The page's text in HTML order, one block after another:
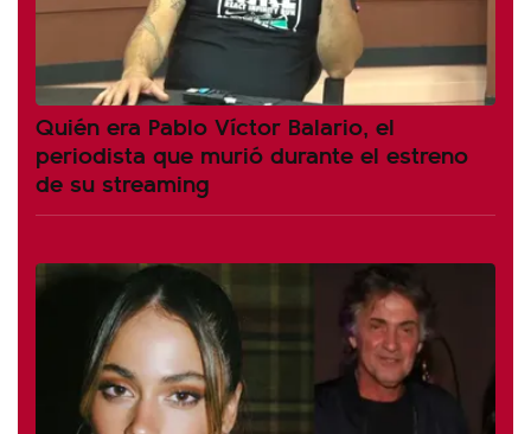
Quién era Pablo Víctor Balario, el
periodista que murió durante el estreno
de su streaming